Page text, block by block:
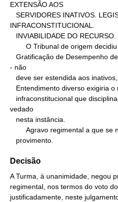
EXTENSÃO AOS
INFRACONSTITUCIONAL.
- não
vedado
   provimento.
Decisão
A Turma, à unanimidade, negou
regimental, nos termos do voto
justificadamente, neste